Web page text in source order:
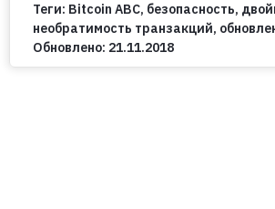
Теги: Bitcoin ABC, безопасность,
необратимость транзакций,
Обновлено: 21.11.2018